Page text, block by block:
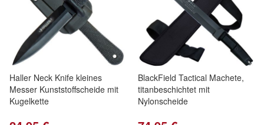
Haller Neck Knife kleines
Messer Kunststoffscheide mit
Kugelkette
BlackField Tactical Machete,
titanbeschichtet mit
Nylonscheide